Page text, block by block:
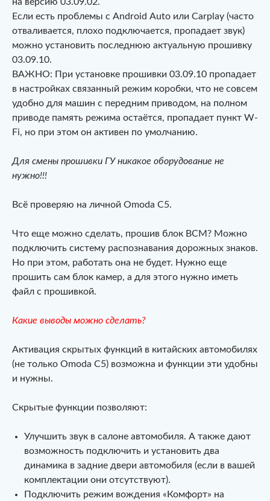
на версию 03.09.02.
Если есть проблемы с Аndrоid Аutо или Саrрlаy (часто
отваливается, плохо подключается, пропадает звук)
можно установить последнюю актуальную прошивку
03.09.10.
ВАЖНО: При установке прошивки 03.09.10 пропадает
в настройках связанный режим коробки, что не совсем
удобно для машин с передним приводом, на полном
приводе память режима остаётся, пропадает пункт W-
Fi, но при этом он активен по умолчанию.
Для смены прошивки ГУ никакое оборудование не
нужно!!!
Всё проверяю на личной Omoda C5.
Что еще можно сделать, прошив блок BCM? Можно
подключить систему распознавания дорожных знаков.
Но при этом, работать она не будет. Нужно еще
прошить сам блок камер, а для этого нужно иметь
файл с прошивкой.
Какие выводы можно сделать?
Активация скрытых функций в китайских автомобилях
(не только Omoda C5) возможна и функции эти удобны
и нужны.
Скрытые функции позволяют:
Улучшить звук в салоне автомобиля. А также дают
возможность подключить и установить два
динамика в задние двери автомобиля (если в вашей
комплектации они отсутствуют).
Подключить режим вождения «Комфорт» на